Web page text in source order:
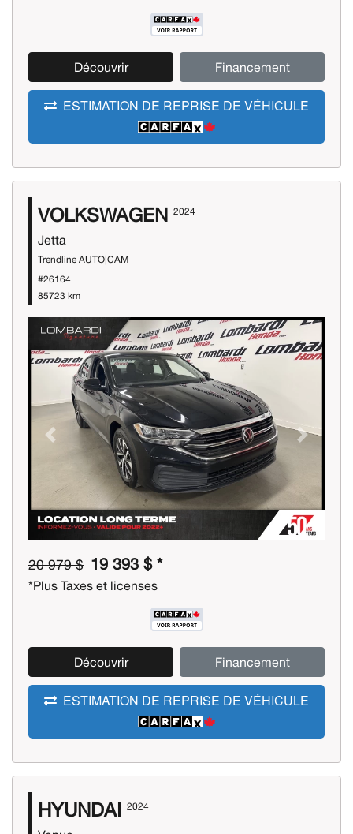
Découvrir Financement
ESTIMATION DE REPRISE DE VÉHICULE
VOLKSWAGEN 2024
Jetta
Trendline AUTO|CAM
#26164
85723 km
Previous Next
20 979 $ 19 393 $ *
*Plus Taxes et licenses
Découvrir Financement
ESTIMATION DE REPRISE DE VÉHICULE
HYUNDAI 2024